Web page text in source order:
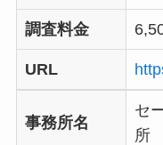
調査料金
URL
事務所名
セ
所